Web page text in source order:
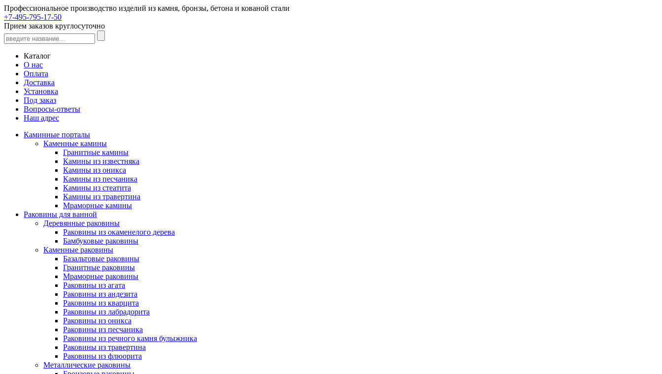
Профессиональное производство изделий из камня, бронзы, бетона и кованой стали
+7-495-795-17-50
Прием заказов круглосуточно
Каталог
О нас
Оплата
Доставка
Установка
Под заказ
Вопросы-ответы
Наш адрес
Каминные порталы
Каменные камины
Гранитные камины
Камины из известняка
Камины из оникса
Камины из песчаника
Камины из стеатита
Камины из травертина
Мраморные камины
Раковины для ванной
Деревянные раковины
Раковины из окаменелого дерева
Бамбуковые раковины
Каменные раковины
Базальтовые раковины
Гранитные раковины
Мраморные раковины
Раковины из агата
Раковины из андезита
Раковины из кварцита
Раковины из лабрадорита
Раковины из оникса
Раковины из песчаника
Раковины из речного камня булыжника
Раковины из травертина
Раковины из флюорита
Металлические раковины